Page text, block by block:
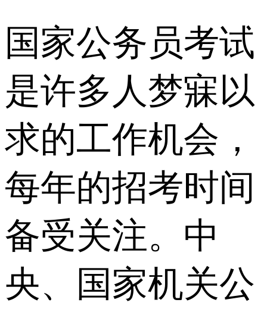
国家公务员考试
是许多人梦寐以
求的工作机会，
每年的招考时间
备受关注。中
央、国家机关公